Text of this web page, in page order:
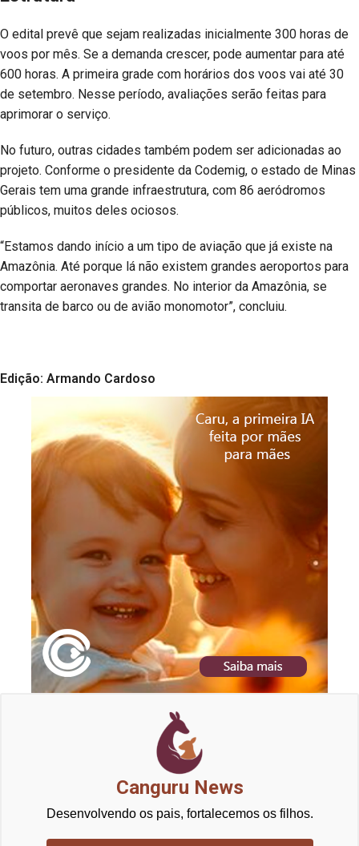
O edital prevê que sejam realizadas inicialmente 300 horas de
voos por mês. Se a demanda crescer, pode aumentar para até
600 horas. A primeira grade com horários dos voos vai até 30
de setembro. Nesse período, avaliações serão feitas para
aprimorar o serviço.
No futuro, outras cidades também podem ser adicionadas ao
projeto. Conforme o presidente da Codemig, o estado de Minas
Gerais tem uma grande infraestrutura, com 86 aeródromos
públicos, muitos deles ociosos.
“Estamos dando início a um tipo de aviação que já existe na
Amazônia. Até porque lá não existem grandes aeroportos para
comportar aeronaves grandes. No interior da Amazônia, se
transita de barco ou de avião monomotor”, concluiu.
Edição: Armando Cardoso
Canguru News
Desenvolvendo os pais, fortalecemos os filhos.